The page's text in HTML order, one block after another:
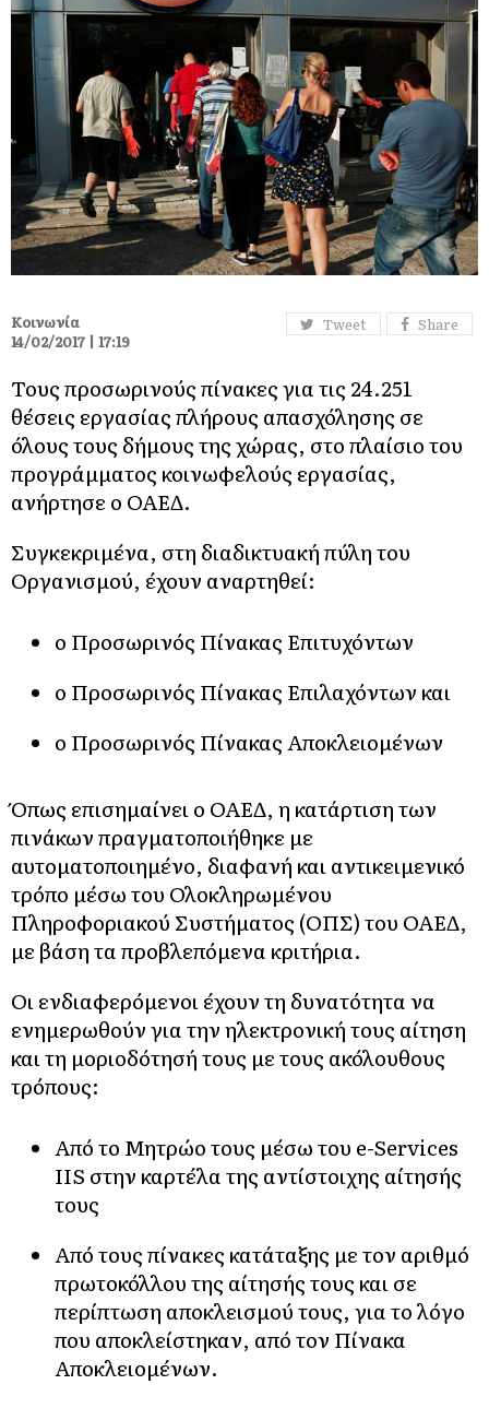
Tweet Share
Κοινωνία
14/02/2017 | 17:19
Τους προσωρινούς πίνακεςγια τις 24.251
θέσεις εργασίας πλήρους απασχόλησης σε
όλους τους δήμους της χώρας, στο πλαίσιο του
προγράμματος κοινωφελούς εργασίας,
ανήρτησε ο ΟΑΕΔ.
Συγκεκριμένα, στη διαδικτυακή πύλη του
Οργανισμού, έχουν αναρτηθεί:
ο Προσωρινός Πίνακας Επιτυχόντων
ο Προσωρινός Πίνακας Επιλαχόντων και
ο Προσωρινός Πίνακας Αποκλειομένων
Όπως επισημαίνει ο ΟΑΕΔ, η κατάρτιση των
πινάκων πραγματοποιήθηκε με
αυτοματοποιημένο, διαφανή και αντικειμενικό
τρόπο μέσω του Ολοκληρωμένου
Πληροφοριακού Συστήματος (ΟΠΣ) του ΟΑΕΔ,
με βάση τα προβλεπόμενα κριτήρια.
Οι ενδιαφερόμενοι έχουν τη δυνατότητα να
ενημερωθούν για την ηλεκτρονική τους αίτηση
και τη μοριοδότησή τους με τους ακόλουθους
τρόπους:
Από το Μητρώο τους μέσω του e-Services
IIS στην καρτέλα της αντίστοιχης αίτησής
τους
Από τους πίνακες κατάταξης με τον αριθμό
πρωτοκόλλου της αίτησής τους και σε
περίπτωση αποκλεισμού τους, για το λόγο
που αποκλείστηκαν, από τον Πίνακα
Αποκλειομένων.